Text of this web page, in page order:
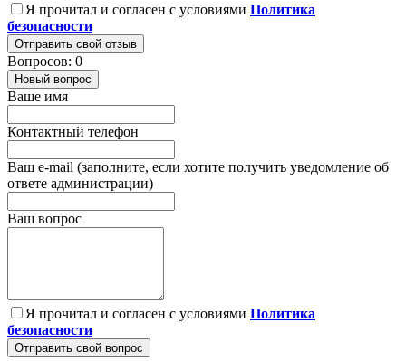
Я прочитал и согласен с условиями Политика
безопасности
Отправить свой отзыв
Вопросов: 0
Новый вопрос
Ваше имя
Контактный телефон
Ваш e-mail (заполните, если хотите получить уведомление об
ответе администрации)
Ваш вопрос
Я прочитал и согласен с условиями Политика
безопасности
Отправить свой вопрос